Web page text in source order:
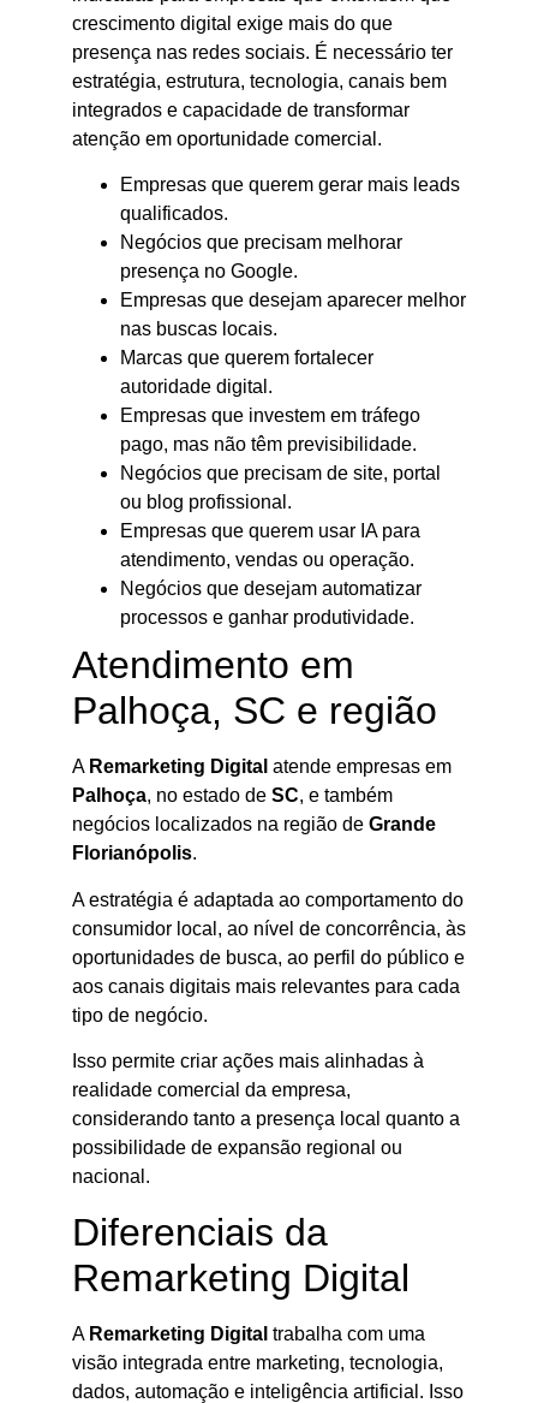
crescimento digital exige mais do que
presença nas redes sociais. É necessário ter
estratégia, estrutura, tecnologia, canais bem
integrados e capacidade de transformar
atenção em oportunidade comercial.
Empresas que querem gerar mais leads
qualificados.
Negócios que precisam melhorar
presença no Google.
Empresas que desejam aparecer melhor
nas buscas locais.
Marcas que querem fortalecer
autoridade digital.
Empresas que investem em tráfego
pago, mas não têm previsibilidade.
Negócios que precisam de site, portal
ou blog profissional.
Empresas que querem usar IA para
atendimento, vendas ou operação.
Negócios que desejam automatizar
processos e ganhar produtividade.
Atendimento em
Palhoça, SC e região
A Remarketing Digital atende empresas em
Palhoça, no estado de SC, e também
negócios localizados na região de Grande
Florianópolis.
A estratégia é adaptada ao comportamento do
consumidor local, ao nível de concorrência, às
oportunidades de busca, ao perfil do público e
aos canais digitais mais relevantes para cada
tipo de negócio.
Isso permite criar ações mais alinhadas à
realidade comercial da empresa,
considerando tanto a presença local quanto a
possibilidade de expansão regional ou
nacional.
Diferenciais da
Remarketing Digital
A Remarketing Digital trabalha com uma
visão integrada entre marketing, tecnologia,
dados, automação e inteligência artificial. Isso